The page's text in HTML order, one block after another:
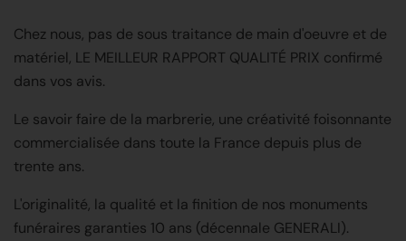
Chez nous, pas de sous traitance de main d'oeuvre et de
matériel, LE MEILLEUR RAPPORT QUALITÉ PRIX confirmé
dans vos avis.
Le savoir faire de la marbrerie, une créativité foisonnante
commercialisée dans toute la France depuis plus de
trente ans.
L'originalité, la qualité et la finition de nos monuments
funéraires garanties 10 ans (décennale GENERALI).